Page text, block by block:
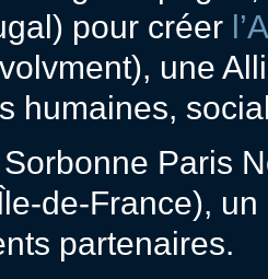
pour créer
une
humaines,
Sorbonne Paris
de-France),
partenaires.